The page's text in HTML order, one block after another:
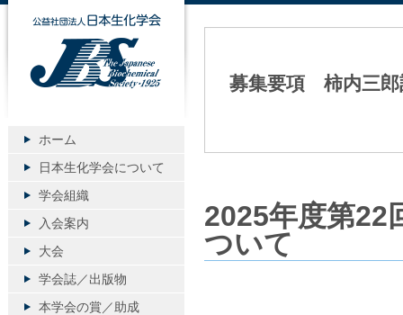
募集要項 柿内三郎
2025年度第22
ついて
公益社団法人日本生化学会
ホーム
日本生化学会について
学会組織
入会案内
大会
学会誌／出版物
本学会の賞／助成